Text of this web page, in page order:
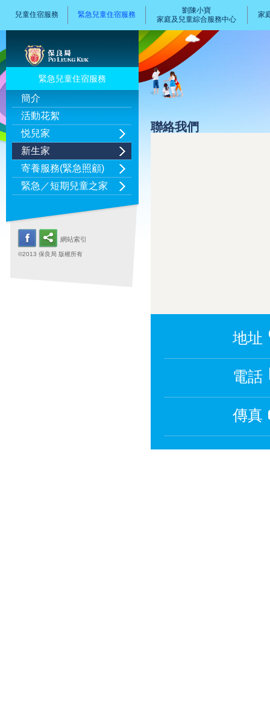
兒童住宿服務 緊急兒童住宿服務
劉陳小寶
家庭及兒童綜合服務中心
家
緊急兒童住宿服務
簡介
活動花絮
悦兒家
新生家
寄養服務(緊急照顧)
緊急／短期兒童之家
網站索引
©2013 保良局 版權所有
聯絡我們
地址
電話
傳真